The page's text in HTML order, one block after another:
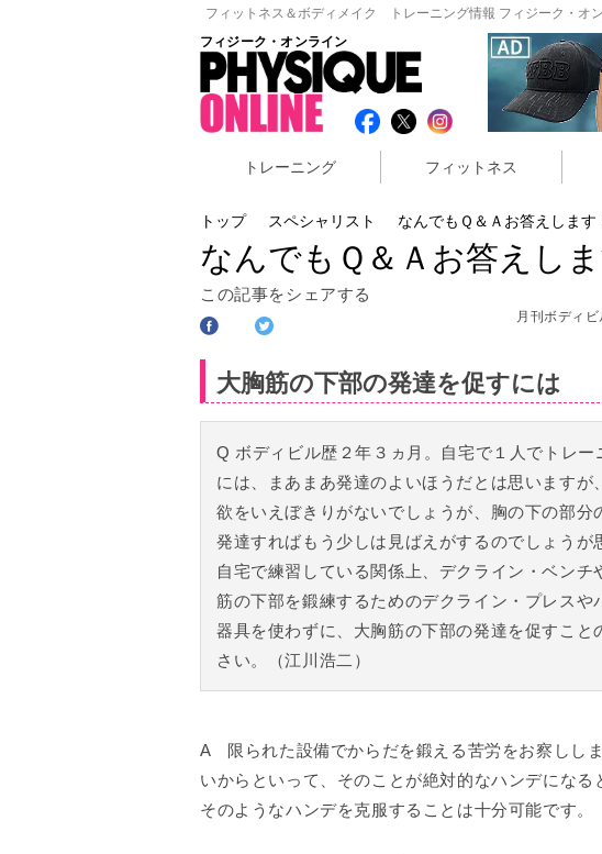
フィットネス＆ボディメイク トレーニング情報 フィジーク・オ
フィジーク・オンライン
トレーニング フィットネス
トップ スペシャリスト なんでもＱ＆Ａお答えしま
なんでもＱ＆Ａお答えし
この記事をシェアする
月刊ボディ
大胸筋の下部の発達を促すには
Q ボディビル歴２年３ヵ月。自宅で１人でトレ
には、まあまあ発達のよいほうだとは思いますが
欲をいえぼきりがないでしょうが、胸の下の部
発達すればもう少しは見ばえがするのでしょうが
自宅で練習している関係上、デクライン・ベン
筋の下部を鍛練するためのデクライン・プレス
器具を使わずに、大胸筋の下部の発達を促すこ
さい。（江川浩二）
A 限られた設備でからだを鍛える苦労をお察しし
いからといって、そのことが絶対的なハンデになる
そのようなハンデを克服することは十分可能です。